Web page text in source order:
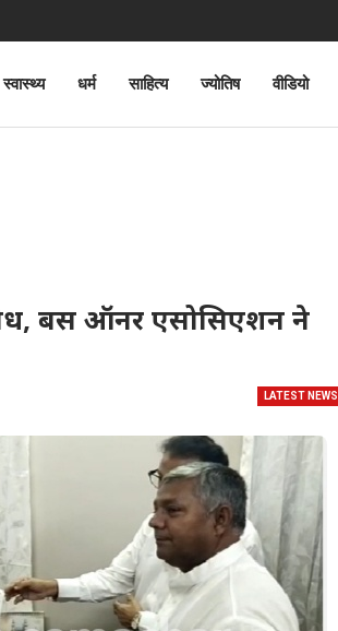
स्वास्थ्य धर्म साहित्य ज्योतिष वीडियो
बस ऑनर एसोसिएशन ने
LATEST NEWS